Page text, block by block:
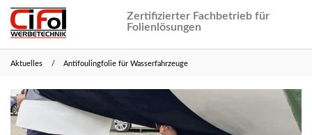
Zertifizierter Fachbetrieb für
Folienlösungen
Aktuelles Antifoulingfolie für Wasserfahrzeuge
20.
Februar
2022
CiFol
Webmaster